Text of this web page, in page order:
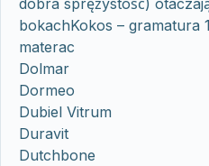
bokachKokos – gramatura
materac
Dolmar
Dormeo
Dubiel Vitrum
Duravit
Dutchbone